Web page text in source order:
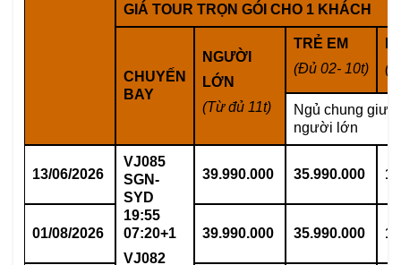
GIÁ TOUR TRỌN GÓI CHO 1 KHÁCH
CHUYẾN
BAY
NGƯỜI
LỚN
(Từ đủ 11t)
TRẺ EM
(Đủ 02- 10t)
Ngủ chung
người lớn
13/06/2026
VJ085
SGN-
SYD
19:55
07:20+1
VJ082
39.990.000 35.990.000
01/08/2026 39.990.000 35.990.000